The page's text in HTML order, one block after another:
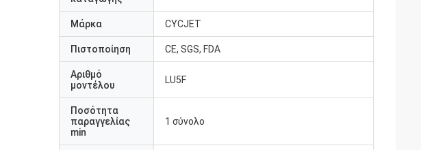
Μάρκα CYCJET
Πιστοποίηση CE, SGS, FDA
Αριθμό
μοντέλου
LU5F
Ποσότητα
παραγγελίας
min
1 σύνολο